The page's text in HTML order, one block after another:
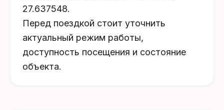
27.637548.
Перед поездкой стоит уточнить
актуальный режим работы,
доступность посещения и состояние
объекта.